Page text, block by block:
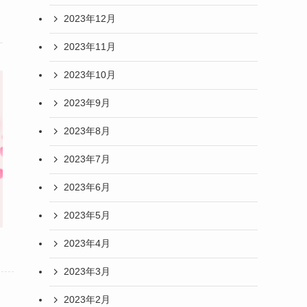
2023年12月
2023年11月
2023年10月
2023年9月
2023年8月
2023年7月
2023年6月
2023年5月
2023年4月
2023年3月
2023年2月